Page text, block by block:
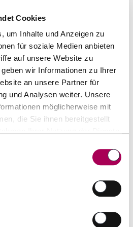
Cookies
um Inhalte und Anzeigen zu
für soziale Medien anbieten
auf unsere Website zu
wir Informationen zu Ihrer
an unsere Partner für
und Analysen weiter. Unsere
möglicherweise mit
die Sie ihnen bereitgestellt
Warenkorb
2018